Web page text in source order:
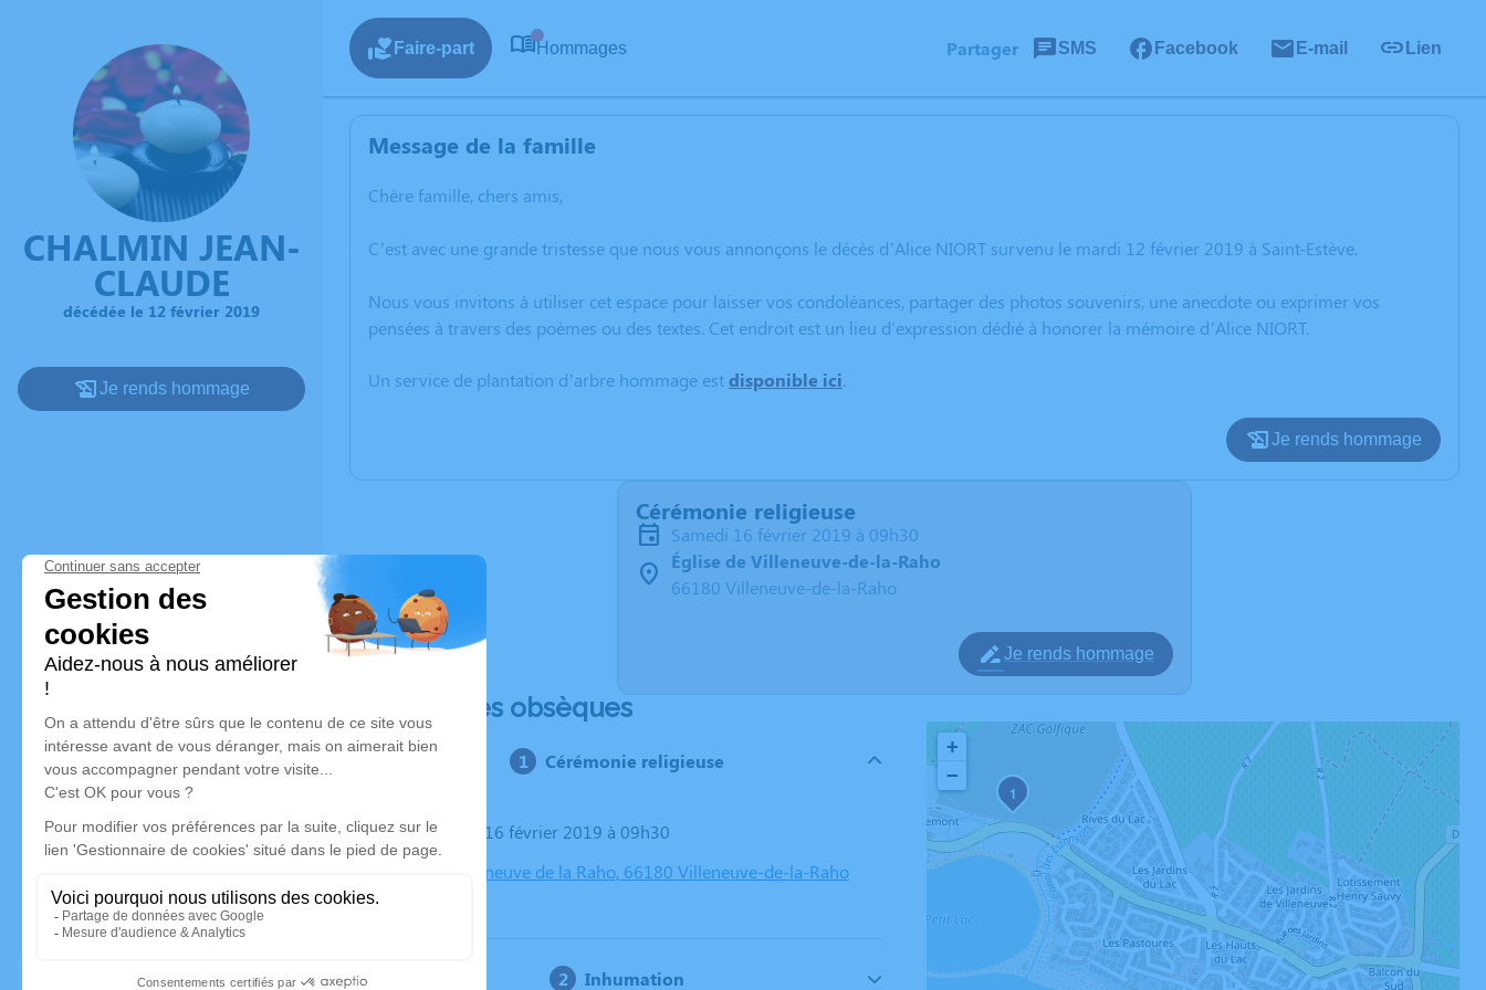
CHALMIN JEAN-
CLAUDE
décédée le 12 février 2019
Je rends hommage
Faire-part Hommages Partager SMS Facebook E-mail Lien
Message de la famille
Chère famille, chers amis,
C’est avec une grande tristesse que nous vous annonçons le décès d’Alice NIORT survenu le mardi 12 février 2019 à Saint-Estève.
Nous vous invitons à utiliser cet espace pour laisser vos condoléances, partager des photos souvenirs, une anecdote ou exprimer vos
pensées à travers des poèmes ou des textes. Cet endroit est un lieu d'expression dédié à honorer la mémoire d’Alice NIORT.
Un service de plantation d’arbre hommage estdisponible ici.
Je rends hommage
Cérémonie religieuse
samedi 16 février 2019 à 09h30
Église de Villeneuve-de-la-Raho
66180 Villeneuve-de-la-Raho
Je rends hommage
Déroulé des obsèques
Cérémonie religieuse
Le samedi 16 février 2019 à 09h30
Église Villeneuve de la Raho, 66180 Villeneuve-de-la-Raho
Inhumation
1
+
−